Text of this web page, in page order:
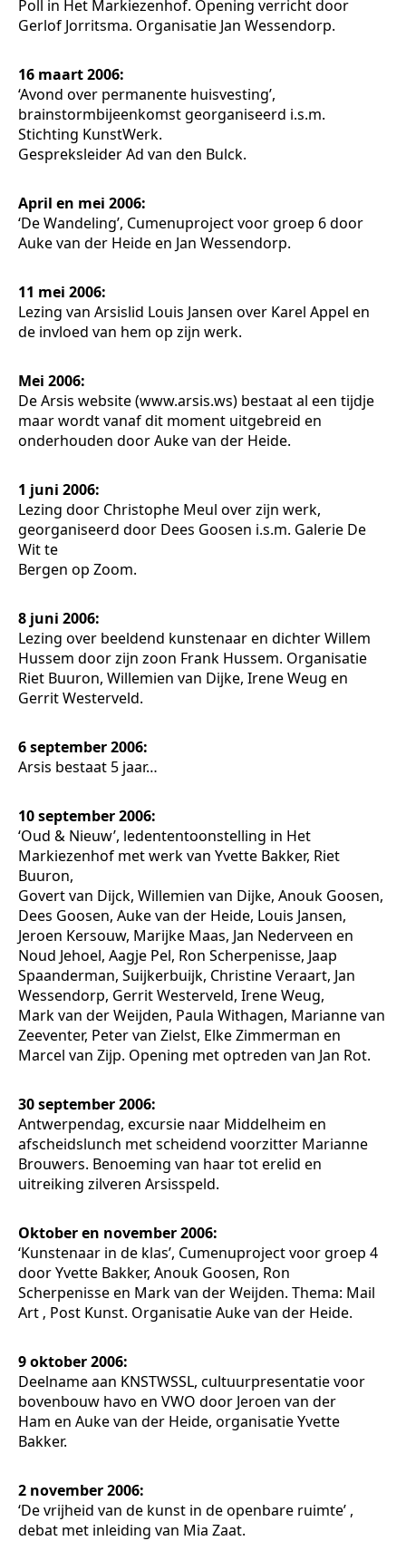
Poll in Het Markiezenhof. Opening verricht door
Gerlof Jorritsma. Organisatie Jan Wessendorp.
16 maart 2006:
‘Avond over permanente huisvesting’,
brainstormbijeenkomst georganiseerd i.s.m.
Stichting KunstWerk.
Gespreksleider Ad van den Bulck.
April en mei 2006:
‘De Wandeling’, Cumenuproject voor groep 6 door
Auke van der Heide en Jan Wessendorp.
11 mei 2006:
Lezing van Arsislid Louis Jansen over Karel Appel en
de invloed van hem op zijn werk.
Mei 2006:
De Arsis website (www.arsis.ws) bestaat al een tijdje
maar wordt vanaf dit moment uitgebreid en
onderhouden door Auke van der Heide.
1 juni 2006:
Lezing door Christophe Meul over zijn werk,
georganiseerd door Dees Goosen i.s.m. Galerie De
Wit te
Bergen op Zoom.
8 juni 2006:
Lezing over beeldend kunstenaar en dichter Willem
Hussem door zijn zoon Frank Hussem. Organisatie
Riet Buuron, Willemien van Dijke, Irene Weug en
Gerrit Westerveld.
6 september 2006:
Arsis bestaat 5 jaar…
10 september 2006:
‘Oud & Nieuw’, ledententoonstelling in Het
Markiezenhof met werk van Yvette Bakker, Riet
Buuron,
Govert van Dijck, Willemien van Dijke, Anouk Goosen,
Dees Goosen, Auke van der Heide, Louis Jansen,
Jeroen Kersouw, Marijke Maas, Jan Nederveen en
Noud Jehoel, Aagje Pel, Ron Scherpenisse, Jaap
Spaanderman, Suijkerbuijk, Christine Veraart, Jan
Wessendorp, Gerrit Westerveld, Irene Weug,
Mark van der Weijden, Paula Withagen, Marianne van
Zeeventer, Peter van Zielst, Elke Zimmerman en
Marcel van Zijp. Opening met optreden van Jan Rot.
30 september 2006:
Antwerpendag, excursie naar Middelheim en
afscheidslunch met scheidend voorzitter Marianne
Brouwers. Benoeming van haar tot erelid en
uitreiking zilveren Arsisspeld.
Oktober en november 2006:
‘Kunstenaar in de klas’, Cumenuproject voor groep 4
door Yvette Bakker, Anouk Goosen, Ron
Scherpenisse en Mark van der Weijden. Thema: Mail
Art ‚ Post Kunst. Organisatie Auke van der Heide.
9 oktober 2006:
Deelname aan KNSTWSSL, cultuurpresentatie voor
bovenbouw havo en VWO door Jeroen van der
Ham en Auke van der Heide, organisatie Yvette
Bakker.
2 november 2006:
‘De vrijheid van de kunst in de openbare ruimte’ ,
debat met inleiding van Mia Zaat.